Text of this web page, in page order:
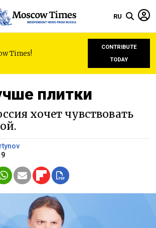
RU
Times!
CONTRIBUTE
TODAY
плитки
хочет чувствовать